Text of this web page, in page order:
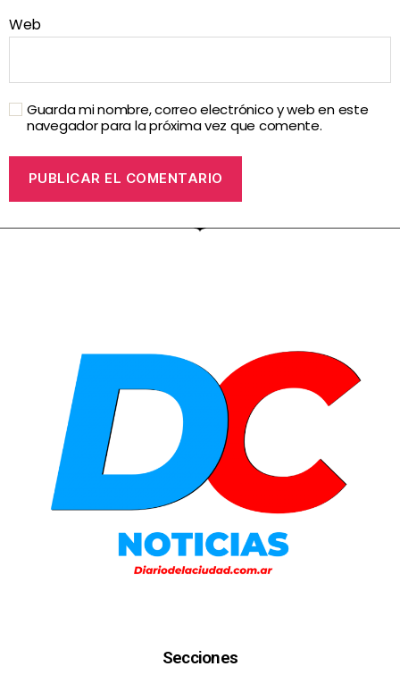
Web
Guarda mi nombre, correo electrónico y web en este
navegador para la próxima vez que comente.
Secciones